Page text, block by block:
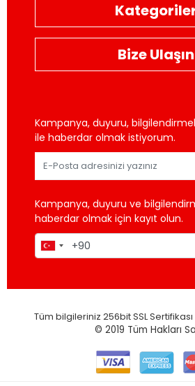
Bize Ulaşın
Kampanya, duyuru,
ile haberdar olmak istiyorum.
Kampanya, duyuru ve
haberdar olmak için kayıt olun.
Tüm bilgileriniz 256bit SSL
© 2019 Tüm Hakları